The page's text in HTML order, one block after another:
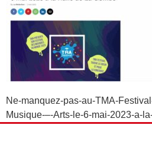
Ne-manquez-pas-au-TMA-
Musique-–-Arts-le-6-mai-2023-a-